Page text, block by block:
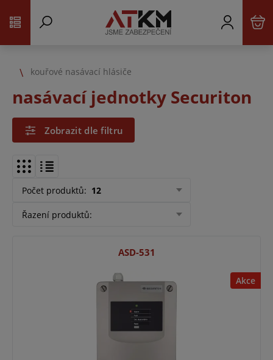
kouřové nasávací hlásiče
nasávací jednotky Securiton
Zobrazit dle filtru
Počet produktů: 12
Řazení produktů:
Akce
ASD-531